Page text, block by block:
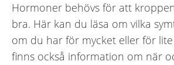
Hormoner behövs för att
bra. Här kan du läsa om vilka
om du har för mycket eller för
finns också information om när